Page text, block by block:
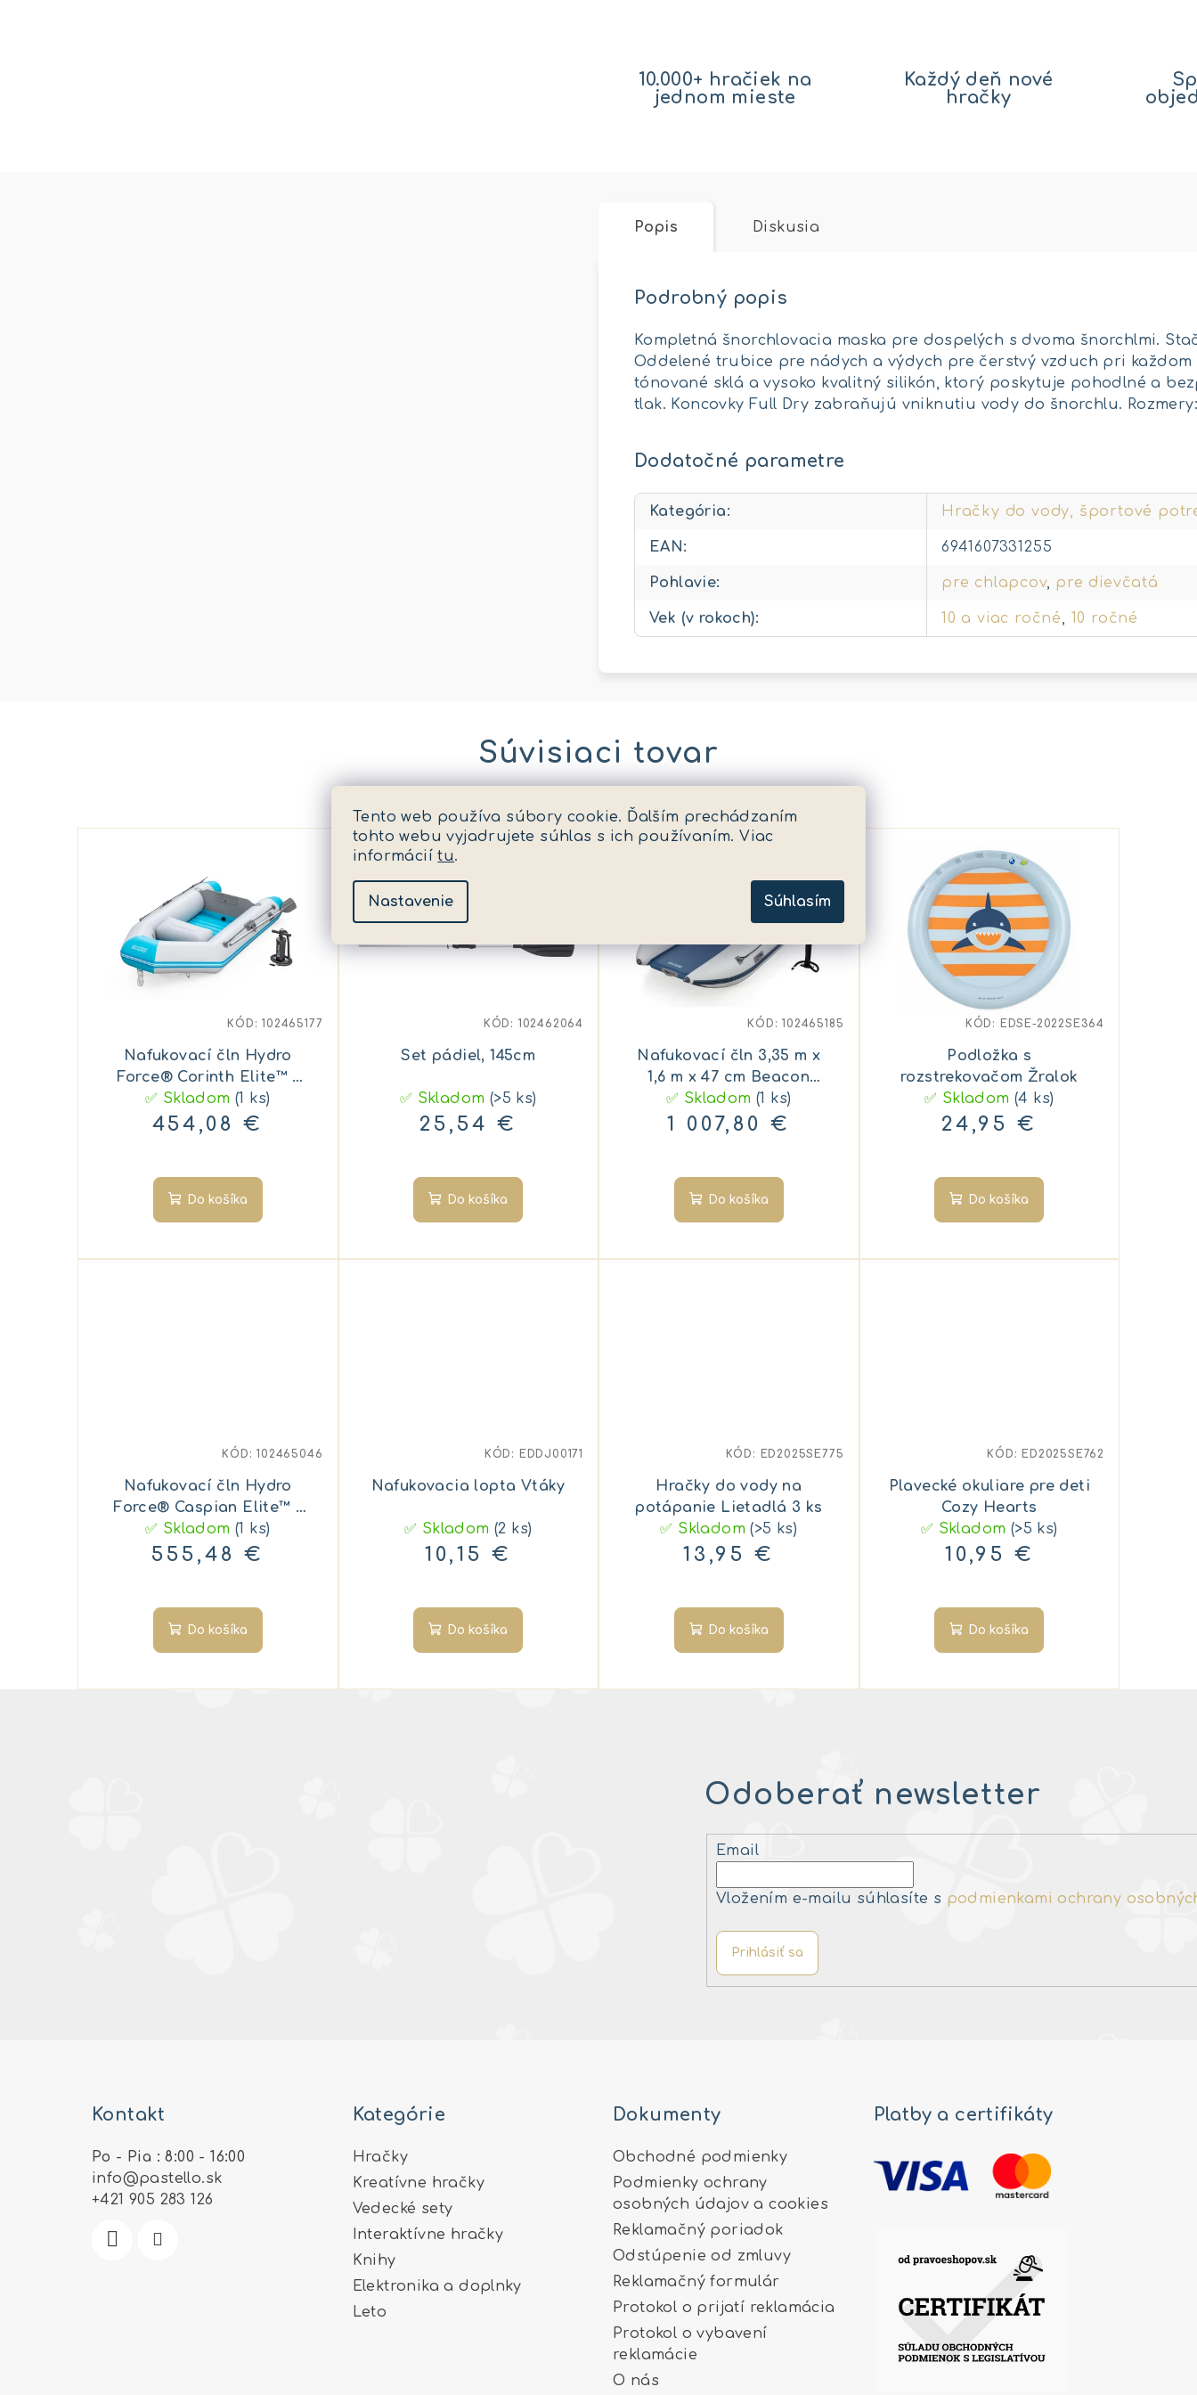
Tento web používa súbory cookie. Ďalším prechádzaním
tohto webu vyjadrujete súhlas s ich používaním. Viac
informáciítu.
Nastavenie Súhlasím
10.000+ hračiek na
jednom mieste
Každý deň nové
hračky
Popis Diskusia
Podrobný popis
Kompletná šnorchlovacia maska pre dospelých s dvoma šnorchlmi.
Oddelené trubice pre nádych a výdych pre čerstvý vzduch pri
tónované sklá a vysoko kvalitný silikón, ktorý poskytuje pohodlné a
tlak. Koncovky Full Dry zabraňujú vniknutiu vody do šnorchlu. Rozmery:
Dodatočné parametre
Kategória: Hračky do vody, športové
EAN: 6941607331255
Pohlavie: pre chlapcov, pre dievčatá
Vek (v rokoch): 10 a viac ročné, 10 ročné
Súvisiaci tovar
Nafukovací čln Hydro
Force® Corinth Elite™ -
33 x 130 x 230 cm
✅ Skladom(1 ks)
454,08 €
Do košíka
KÓD:102465177
Set pádiel, 145cm
✅ Skladom (>5 ks)
25,54 €
Do košíka
KÓD: 102462064
Nafukovací čln 3,35 m x
1,6 m x 47 cm Beacon
Elite
✅ Skladom(1 ks)
1 007,80 €
Do košíka
KÓD:102465185
Podložka s
rozstrekovačom Žralok
✅ Skladom(4 ks)
24,95 €
Do košíka
KÓD: EDSE-2022SE364
Nafukovací čln Hydro
Force® Caspian Elite™ -
33 x 130 x 230 cm
✅ Skladom(1 ks)
555,48 €
Do košíka
KÓD:102465046
Nafukovacia lopta Vtáky
✅ Skladom(2 ks)
10,15 €
Do košíka
KÓD: EDDJ00171
Hračky do vody na
potápanie Lietadlá 3 ks
✅ Skladom(>5 ks)
13,95 €
Do košíka
KÓD: ED2025SE775
Plavecké okuliare pre deti
Cozy Hearts
✅ Skladom (>5 ks)
10,95 €
Do košíka
KÓD: ED2025SE762
Odoberať newsletter
Email
Vložením e-mailu súhlasíte s podmienkami ochrany
Prihlásiť sa
Kontakt
Po - Pia : 8:00 - 16:00
info@pastello.sk
+421 905 283 126
Kategórie
Hračky
Kreatívne hračky
Vedecké sety
Interaktívne hračky
Knihy
Elektronika a doplnky
Leto
Dokumenty
Obchodné podmienky
Podmienky ochrany
osobných údajov a cookies
Reklamačný poriadok
Odstúpenie od zmluvy
Reklamačný formulár
Protokol o prijatí reklamácia
Protokol o vybavení
reklamácie
O nás
Platby a certifikáty